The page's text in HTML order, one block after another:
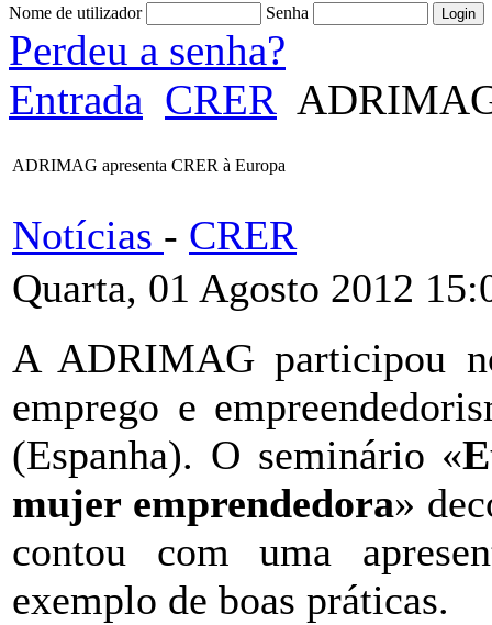
Nome de utilizador Senha
Perdeu a senha?
Entrada CRER
ADRIMAG apresenta CRER à Europa
Notícias - CRER
Quarta, 01 Agosto 2012
A ADRIMAG participou
emprego e
(Espanha). O seminário «
mujer emprendedora»
contou com uma
exemplo de boas práticas.